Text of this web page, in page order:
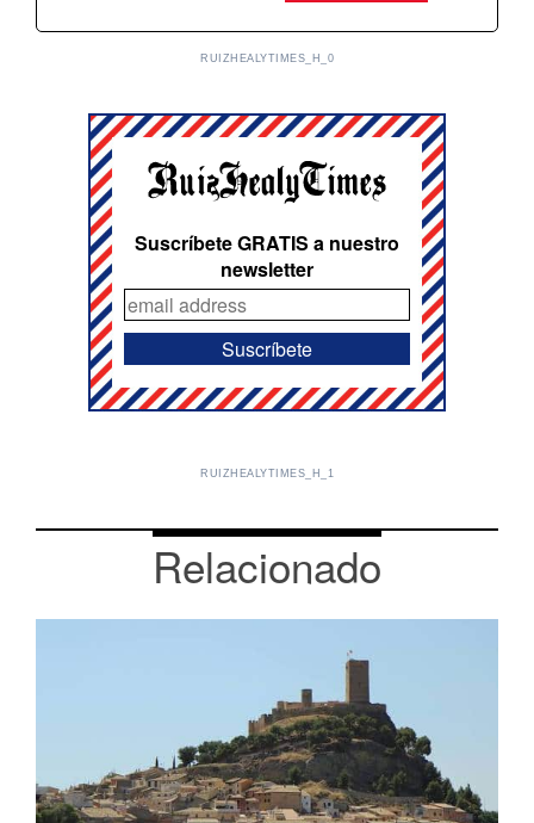
RUIZHEALYTIMES_H_0
Suscríbete GRATIS a nuestro
newsletter
RUIZHEALYTIMES_H_1
Relacionado